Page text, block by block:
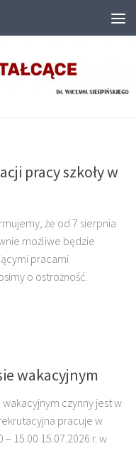
pracy szkoły w
że od 7 sierpnia
możliwe będzie
pracami
o ostrożność.
wakacyjnym
czynny jest w
pracuje w
– 15.00 15.07.2026 r. w